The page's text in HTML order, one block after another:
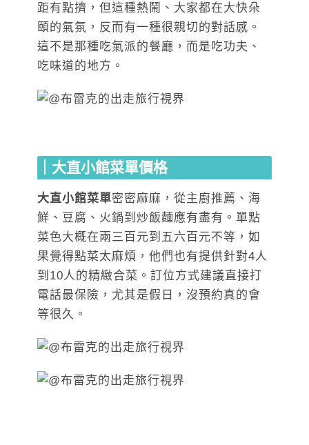
距有點擠，但這種熱鬧、大家都在大快朵
頤的氣氛，反而有一種很親切的對話感。
這不是那種吃氣派的餐廳，而是吃功夫、
吃味道的地方。
｜大直小館菜單價格
大直小館菜單密密麻麻，從主廚推薦、海
鮮、豆腐、火鍋到炒飯麵應有盡有。單點
菜色大概在兩三百元到五六百元不等，如
果覺得點菜太麻煩，他們也有提供針對4人
到10人的精緻合菜。訂位方式建議直接打
電話最保險，尤其是假日，沒預約真的會
等很久。